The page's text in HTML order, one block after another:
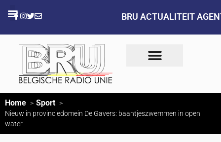
BRU ACTUALITEIT
Home Sport
Nieuw in provinciedomein De Gavers: baantjeszwemmen in open
water